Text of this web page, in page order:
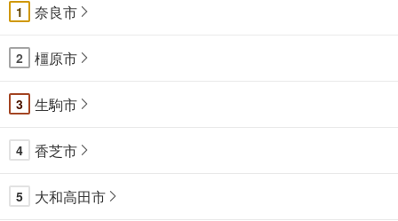
1 奈良市
2 橿原市
3 生駒市
4 香芝市
5 大和高田市